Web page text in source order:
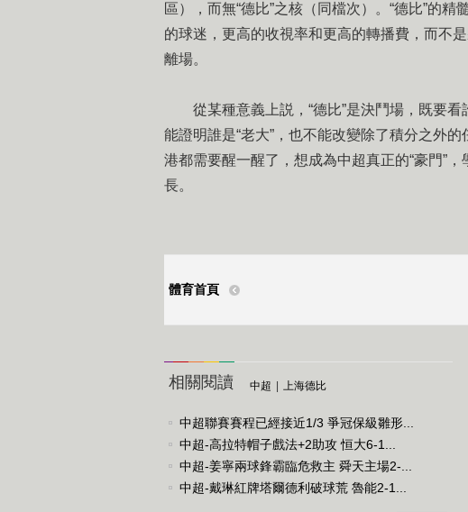
區），而無“德比”之核（同檔次）。“德比”的
的球迷，更高的收視率和更高的轉播費，而不
離場。
從某種意義上説，“德比”是決鬥場，既要看
能證明誰是“老大”，也不能改變除了積分之外
港都需要醒一醒了，想成為中超真正的“豪門”
長。
體育首頁
相關閱讀 中超 上海德比
中超聯賽賽程已經接近1/3 爭冠保級雛形...
中超-高拉特帽子戲法+2助攻 恒大6-1...
中超-姜寧兩球鋒霸臨危救主 舜天主場2-...
中超-戴琳紅牌塔爾德利破球荒 魯能2-1...